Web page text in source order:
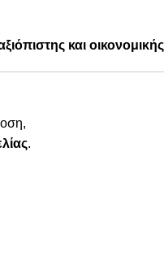
και
.